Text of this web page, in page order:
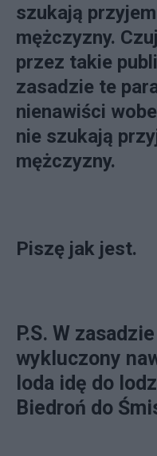
szukają
mężczyzny.
przez takie
zasadzie te
nienawiści
nie szukają
mężczyzny.
Piszę jak jest.
P.S. W
wykluczony
loda idę do
Biedroń do